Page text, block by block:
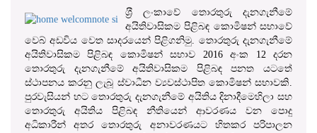
ශ‍්‍රී ලංකාවේ තොරතුරු දැනගැනීමේ
අයිතිවාසිකම පිළිබඳ කොමිෂන් සභාවේ
වෙබ් අඩවිය වෙත සාදරයෙන් පිළිගනිමු. තොරතුරු දැනගැනීමේ
අයිතිවාසිකම පිළිබඳ කොමිෂන් සභාව 2016 අංක 12 දරන
තොරතුරු දැනගැනීමේ අයිතිවාසිකම පිළිබඳ පනත යටතේ
ස්ථාපනය කරනු ලැබූ ස්වාධීන ව්‍යවස්ථාපිත කොමිෂන් සභාවකි.
පුරවැසියන් හට තොරතුරු දැනගැනීමේ අයිතිය දිනාදීමෙහිලා සහ
තොරතුරු අයිතිය පිළිබඳ නීතියෙන් ආවරණය වන පොදු
අධිකාරීන් අතර තොරතුරු අනාවරණයට හිතකර පරිපාලන